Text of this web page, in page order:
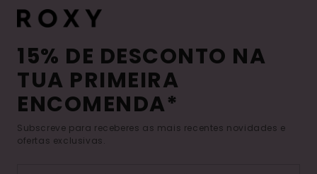
15% DE DESCONTO NA
TUA PRIMEIRA
ENCOMENDA*
Subscreve para receberes as mais recentes novidades e
ofertas exclusivas.